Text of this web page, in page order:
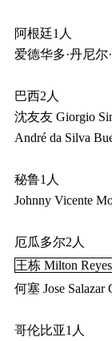
阿根廷1人
爱德华多·丹尼尔
巴西2人
沈友友 Giorgio
André da Silva
秘鲁1人
Johnny Vicente
厄瓜多尔2人
王栋 Milton
何塞 Jose Salazar
哥伦比亚1人